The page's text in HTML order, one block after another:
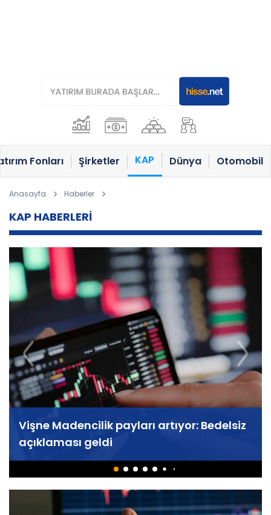
Fonları Şirketler KAP Dünya Otomobil
Anasayfa Haberler
KAP HABERLERİ
Vişne Madencilik payları artıyor: Bedelsiz
açıklaması geldi